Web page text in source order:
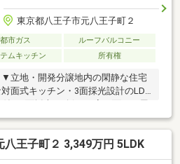
東京都八王子市元八王子町２
都市ガス
ルーフバルコニー
ムキッチン 所有権
▼立地・開発分譲地内の閑静な住宅
面式キッチン・3面採光設計のLDK
帖の主寝室はロフト付・収納付シャ
備・食洗機・IHコンロ・トイレ2か
ム済【交換】トイレ【その他】全
周辺・とちのき公園 徒歩2分(約
八王子町２ 3,349万円 5LDK